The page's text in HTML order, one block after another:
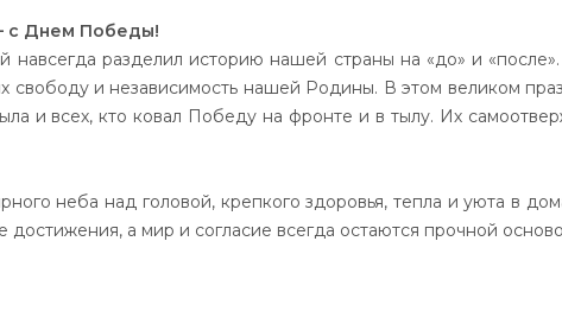
с Днем По­бе­ды!
раз­де­лил ис­то­рию на­шей стра­ны на «до» и
сво­бо­ду и не­за­ви­си­мость на­шей Ро­ди­ны. В этом ве­ли­ком
и всех, кто ко­вал По­бе­ду на фрон­те и в ты­лу. Их
не­ба над го­ло­вой, креп­ко­го здо­ровья, теп­ла и у­юта в
а мир и сог­ла­сие всег­да ос­та­ют­ся проч­ной